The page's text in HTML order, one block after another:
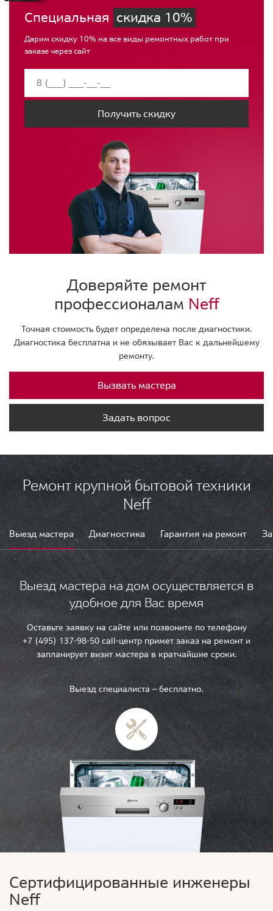
Специальная скидка 10%
Дарим скидку 10% на все виды ремонтных работ при
заказе через сайт
Получить скидку
Доверяйте ремонт
профессионалам Neff
Точная стоимость будет определена после диагностики.
Диагностика бесплатна и не обязывает Вас к дальнейшему
ремонту.
Вызвать мастера
Задать вопрос
Ремонт крупной бытовой техники
Neff
Выезд мастера Диагностика Гарантия на ремонт
Выезд мастера на дом осуществляется в
удобное для Вас время
Оставьте заявку на сайте или позвоните по телефону
+7 (495) 137-98-50 call-центр примет заказ на ремонт и
запланирует визит мастера в кратчайшие сроки.
Выезд специалиста — бесплатно.
Сертифицированные инженеры
Neff